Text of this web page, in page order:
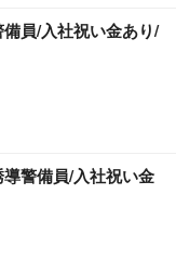
員/入社祝い金あり/
警備員/入社祝い金